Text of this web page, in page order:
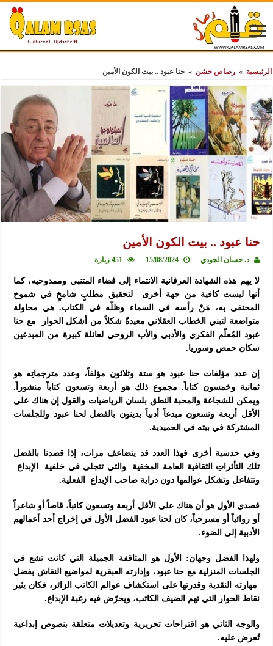
الرئيسية » رصاص خشن » حنا عبود .. بيت الكون الأمين
حنا عبود .. بيت الكون الأمين
د. حسان الجودي 15/08/2024 451 زيارة
لا يهم هذه الشهادة العرفانية الانتماء إلى فضاء المتنبي وممدوحيه، كما
أنها ليست كافية من جهة أخرى لتحقيق مطلبٍ شامخٍ في شموخ
المحتفى به، مَنْ رأسه في السماء وظلّه في الكتاب. هي محاولة
متواضعة لتبني الخطاب العقلاني معيدةً شكلاً من أشكل الحوار مع حنا
عبود المُعلّم الفكري والأدبي والأب الروحي لعائلة كبيرة من المبدعين
سكان حمص وسوريا.
إن عدد مؤلفات حنا عبود هو ستة وثلاثون مؤلفاً، وعدد مترجماتِه هو
ثمانية وخمسون كتاباً. مجموع ذلك هو أربعة وتسعون كتاباً منشوراً.
ويمكن للشجاعة والمحبة النطق بلسان الرياضيات والقول إن هناك على
الأقل أربعة وتسعون مبدعاً أدبياً يدينون بالفضل لحنا عبود وللجلسات
المشتركة في بيته في الحميدية.
وفي حدسية أخرى فهذا العدد قد يتضاعف مرات، إذا قصدنا بالفضل
تلك التأثراتِ الثقافية العامة المخفية والتي تتجلى في خلفية الإبداع
وتتفاعل وتشكل عوالمها دون دراية صاحب الإبداع الفعلية.
قصدي الأول هو أن هناك على الأقل أربعة وتسعون كاتباً، قاصاً أو شاعراً
أو روائياً أو مسرحياً، كان لحنا عبود الفضل الأول في إخراج أحد أعمالهم
الأدبية إلى الضوء.
ولهذا الفضل وجهان: الأول هو المثاقفة الجميلة التي كانت تشع في
الجلسات المنزلية مع حنا عبود، وإدارته العبقرية لمواضيع النقاش بفضل
مهارته النقدية وقدرتها على استكشاف عوالم الكاتب الزائر، فكان يثير
نقاط الحوار التي تهم الضيف الكاتب، ويحرّض فيه رغبة الإبداع.
والوجه الثاني هو اقتراحات تحريرية وتعديلات متعلقة بنصوص إبداعية
تُعرض عليه.